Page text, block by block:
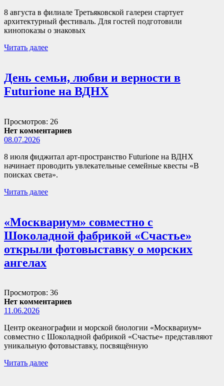
8 августа в филиале Третьяковской галереи стартует
архитектурный фестиваль. Для гостей подготовили
кинопоказы о знаковых
Читать далее
День семьи, любви и верности в
Futurione на ВДНХ
Просмотров: 26
Нет комментариев
08.07.2026
8 июля фиджитал арт-пространство Futurione на ВДНХ
начинает проводить увлекательные семейные квесты «В
поисках света».
Читать далее
«Москвариум» совместно с
Шоколадной фабрикой «Счастье»
открыли фотовыставку о морских
ангелах
Просмотров: 36
Нет комментариев
11.06.2026
Центр океанографии и морской биологии «Москвариум»
совместно с Шоколадной фабрикой «Счастье» представляют
уникальную фотовыставку, посвящённую
Читать далее